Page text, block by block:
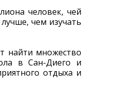
человек, чей
чем изучать
найти множество
в Сан-Диего и
отдыха и